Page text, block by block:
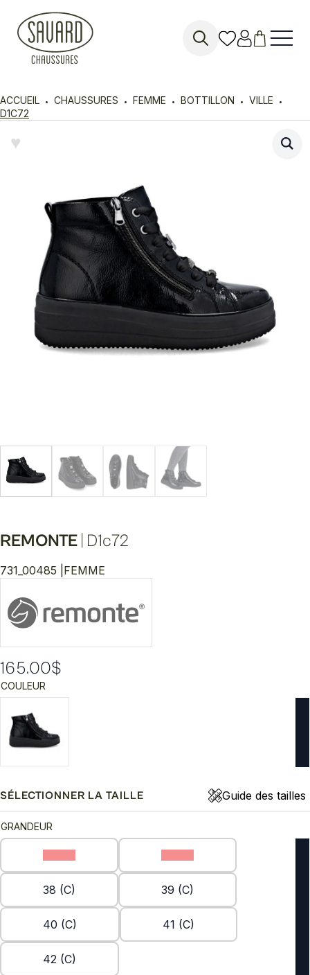
ACCUEIL CHAUSSURES FEMME BOTTILLON
VILLE
D1C72
♥︎
REMONTE D1c72
731_00485 | FEMME
165.00$
COULEUR
SÉLECTIONNER LA TAILLE Guide des tailles
GRANDEUR
38 (C) 39 (C)
40 (C) 41 (C)
42 (C)